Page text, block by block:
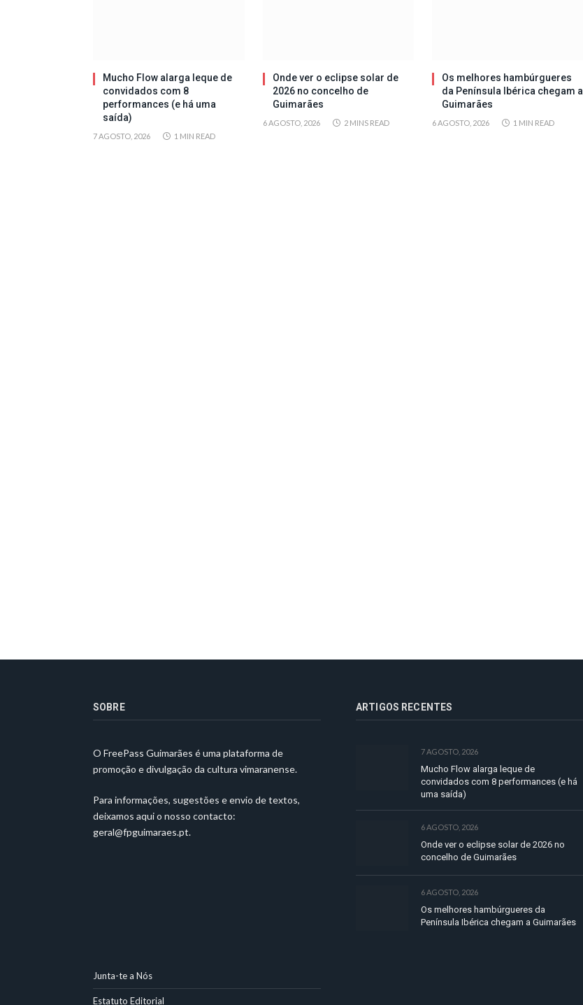
Mucho Flow alarga leque de
convidados com 8
performances (e há uma
saída)
7 AGOSTO, 2026 1 MIN READ
Onde ver o eclipse solar de
2026 no concelho de
Guimarães
6 AGOSTO, 2026 2 MINS READ
Os melhores hambúrgueres
da Península Ibérica chegam a
Guimarães
6 AGOSTO, 2026 1 MIN READ
SOBRE
O FreePass Guimarães é uma plataforma de
promoção e divulgação da cultura vimaranense.
Para informações, sugestões e envio de textos,
deixamos aqui o nosso contacto:
geral@fpguimaraes.pt.
ARTIGOS RECENTES
7 AGOSTO, 2026
Mucho Flow alarga leque de
convidados com 8 performances (e há
uma saída)
6 AGOSTO, 2026
Onde ver o eclipse solar de 2026 no
concelho de Guimarães
6 AGOSTO, 2026
Os melhores hambúrgueres da
Península Ibérica chegam a Guimarães
Junta-te a Nós
Estatuto Editorial